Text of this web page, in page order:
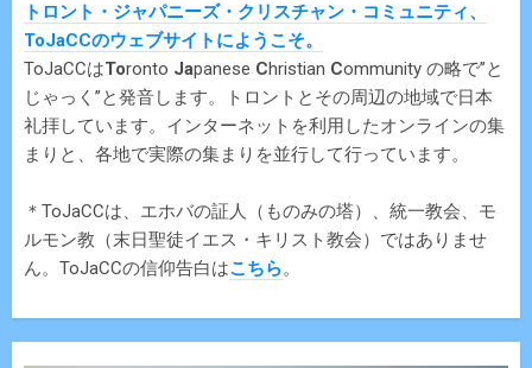
トロント・ジャパニーズ・クリスチャン・コミュニティ、
ToJaCCのウェブサイトにようこそ。
ToJaCCはToronto Japanese Christian Community の略で”と
じゃっく”と発音します。トロントとその周辺の地域で日本
礼拝しています。インターネットを利用したオンラインの集
まりと、各地で実際の集まりを並行して行っています。
＊ToJaCCは、エホバの証人（ものみの塔）、統一教会、モ
ルモン教（末日聖徒イエス・キリスト教会）ではありませ
ん。ToJaCCの信仰告白はこちら。